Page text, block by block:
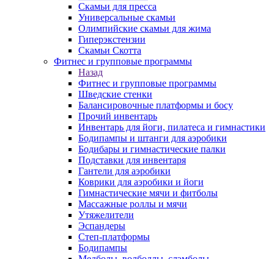
Скамьи для пресса
Универсальные скамьи
Олимпийские скамьи для жима
Гиперэкстензии
Скамьи Скотта
Фитнес и групповые программы
Назад
Фитнес и групповые программы
Шведские стенки
Балансировочные платформы и босу
Прочий инвентарь
Инвентарь для йоги, пилатеса и гимнастики
Бодипампы и штанги для аэробики
Бодибары и гимнастические палки
Подставки для инвентаря
Гантели для аэробики
Коврики для аэробики и йоги
Гимнастические мячи и фитболы
Массажные роллы и мячи
Утяжелители
Эспандеры
Степ-платформы
Бодипампы